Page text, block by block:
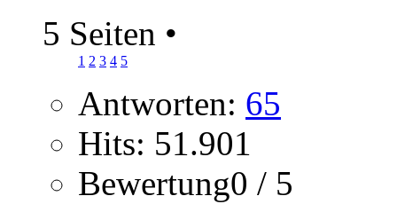
5 Seiten •
1 2 3 4 5
Antworten: 65
Hits: 51.901
Bewertung0 / 5